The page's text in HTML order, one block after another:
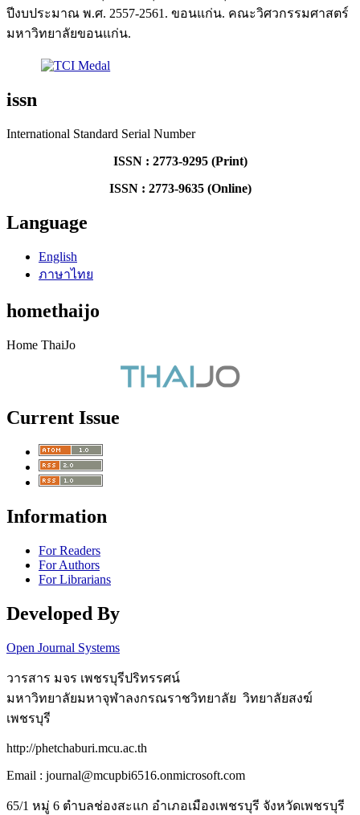
ปีงบประมาณ พ.ศ. 2557-2561. ขอนแก่น. คณะวิศวกรรมศาสตร์
มหาวิทยาลัยขอนแก่น.
issn
International Standard Serial Number
ISSN : 2773-9295 (Print)
ISSN : 2773-9635 (Online)
Language
English
ภาษาไทย
homethaijo
Home ThaiJo
Current Issue
Information
For Readers
For Authors
For Librarians
Developed By
Open Journal Systems
วารสาร มจร เพชรบุรีปริทรรศน์
มหาวิทยาลัยมหาจุฬาลงกรณราชวิทยาลัย วิทยาลัยสงฆ์
เพชรบุรี
http://phetchaburi.mcu.ac.th
Email : journal@mcupbi6516.onmicrosoft.com
65/1 หมู่ 6 ตำบลช่องสะแก อำเภอเมืองเพชรบุรี จังหวัดเพชรบุรี